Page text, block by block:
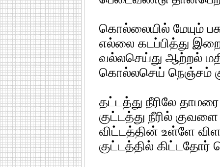
கொல்லையில் மேயும்
எல்லை கடப்பித்து
வல்லசெய்து ஆற்றல்
கொல்லசெய் நெஞ்சம்
தட்டத்து நீரிலே தாமரை
குட்டத்து நீரில் குவளை
விட்டத்தின் உள்ளே
குட்டத்தில் கிட்டதோர்